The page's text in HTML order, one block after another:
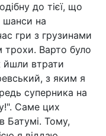
до тієї, що
шанси на
гри з грузинами
трохи. Варто було
йшли втрати
з яким я
суперника на
Саме цих
Батумі. Тому,